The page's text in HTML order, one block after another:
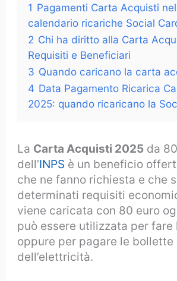
1 Pagamenti Carta Acquisti
calendario ricariche Social
2 Chi ha diritto alla Carta
Requisiti e Beneficiari
3 Quando caricano la carta
4 Data Pagamento Ricarica
2025: quando ricaricano la
La Carta Acquisti 2025 da
dell’INPS è un beneficio
che ne fanno richiesta e che
determinati requisiti
viene caricata con 80 euro
può essere utilizzata per fare
oppure per pagare le bollette
dell’elettricità.